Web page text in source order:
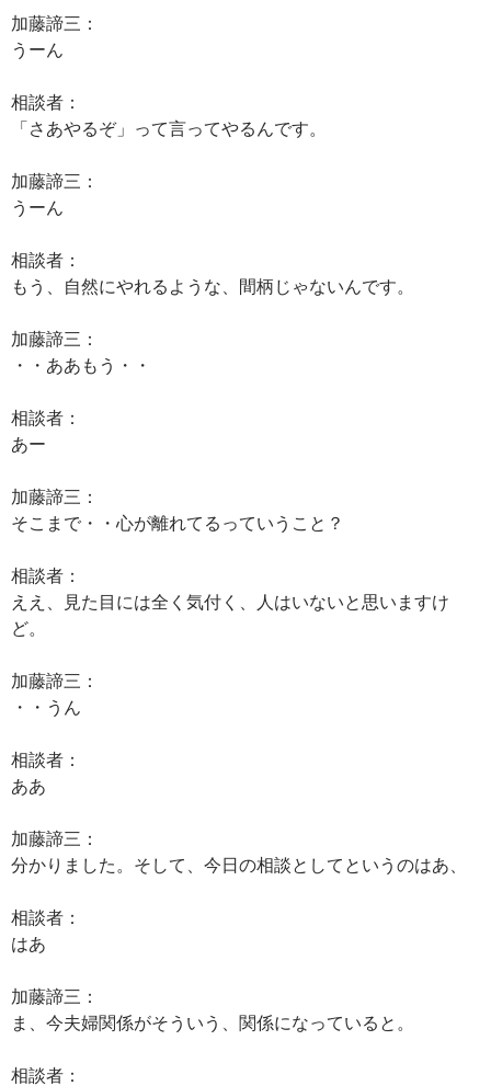
加藤諦三：
うーん
相談者：
「さあやるぞ」って言ってやるんです。
加藤諦三：
うーん
相談者：
もう、自然にやれるような、間柄じゃないんです。
加藤諦三：
・・ああもう・・
相談者：
あー
加藤諦三：
そこまで・・心が離れてるっていうこと？
相談者：
ええ、見た目には全く気付く、人はいないと思いますけ
ど。
加藤諦三：
・・うん
相談者：
ああ
加藤諦三：
分かりました。そして、今日の相談としてというのはあ、
相談者：
はあ
加藤諦三：
ま、今夫婦関係がそういう、関係になっていると。
相談者：